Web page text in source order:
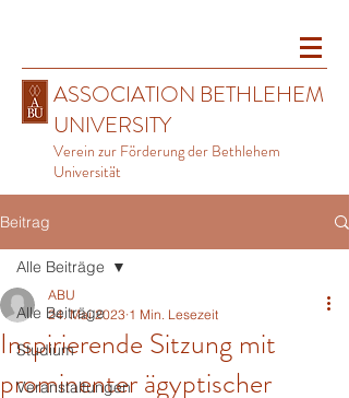
ASSOCIATION BETHLEHEM
UNIVERSITY
Verein zur Förderung der Bethlehem
Universität
Beitrag
Alle Beiträge
Studium
Veranstaltungen
Alle Beiträge
Inspirierende Sitzung mit
prominenter ägyptischer
ABU
24. Mai 2023 1 Min. Lesezeit